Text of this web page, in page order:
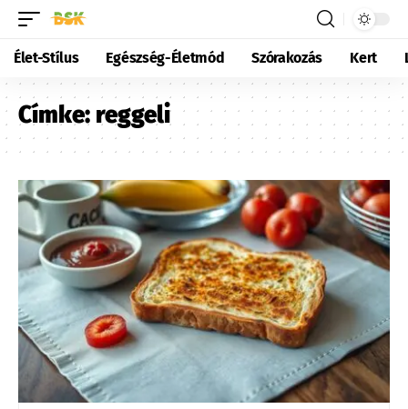
Élet-Stílus Egészség-Életmód Szórakozás Kert
Címke: reggeli